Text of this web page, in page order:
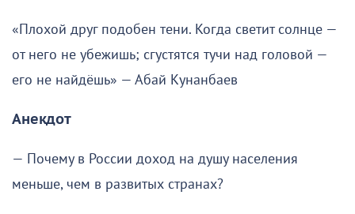
«Плохой друг подобен тени. Когда светит солнце —
от него не убежишь; сгустятся тучи над головой —
его не найдёшь» — Абай Кунанбаев
Анекдот
— Почему в России доход на душу населения
меньше, чем в развитых странах?